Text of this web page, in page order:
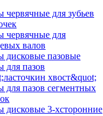
червячные для зубьев
червячные для
валов
дисковые пазовые
для пазов
хвост&quot;
для пазов сегментных
дисковые 3-хсторонние